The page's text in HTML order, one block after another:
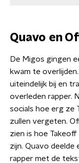
Quavo en
De Migos gingen
kwam te
uiteindelijk bij en
overleden rapper.
socials hoe erg ze
zullen vergeten.
zien is hoe
zijn. Quavo
rapper met de